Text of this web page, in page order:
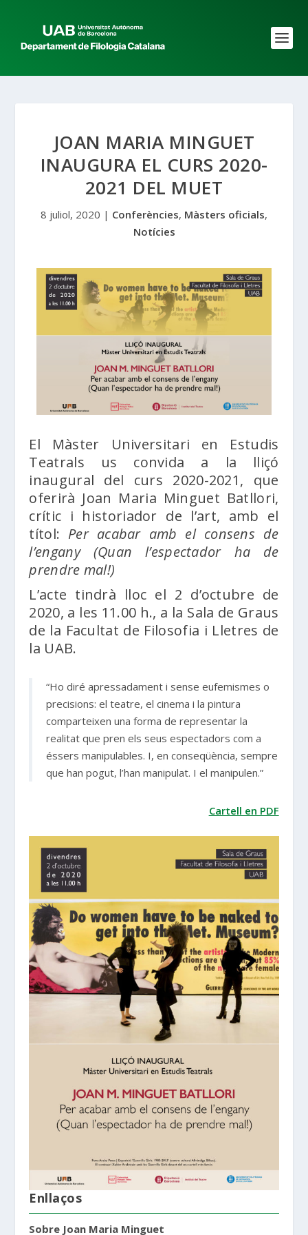
JOAN MARIA MINGUET
INAUGURA EL CURS 2020-
2021 DEL MUET
8 juliol, 2020 | Conferències, Màsters oficials,
Notícies
El Màster Universitari en Estudis
Teatrals us convida a la lliçó
inaugural del curs 2020-2021, que
oferirà Joan Maria Minguet Batllori,
crític i historiador de l’art, amb el
títol: Per acabar amb el consens de
l’engany (Quan l’espectador ha de
prendre mal!)
L’acte tindrà lloc el 2 d’octubre de
2020, a les 11.00 h., a la Sala de Graus
de la Facultat de Filosofia i Lletres de
la UAB.
“Ho diré apressadament i sense eufemismes o
precisions: el teatre, el cinema i la pintura
comparteixen una forma de representar la
realitat que pren els seus espectadors com a
éssers manipulables. I, en conseqüència, sempre
que han pogut, l’han manipulat. I el manipulen.”
Cartell en PDF
Enllaços
Sobre Joan Maria Minguet